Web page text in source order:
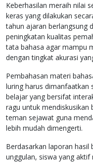
Keberhasilan meraih nilai
keras yang dilakukan
tahun ajaran berlangsung
peningkatan kualitas
tata bahasa agar mampu
dengan tingkat akurasi
Pembahasan materi
luring harus dimanfaatkan
belajar yang bersifat
ragu untuk mendiskusikan
teman sejawat guna
lebih mudah dimengerti.
Berdasarkan laporan hasil
unggulan, siswa yang